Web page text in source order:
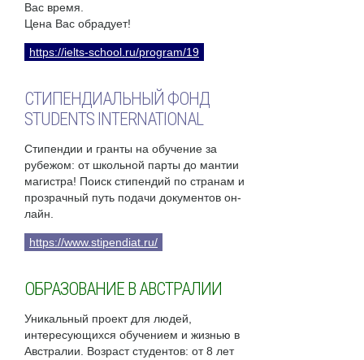
Вас время.
Цена Вас обрадует!
https://ielts-school.ru/program/19
СТИПЕНДИАЛЬНЫЙ ФОНД
STUDENTS INTERNATIONAL
Стипендии и гранты на обучение за
рубежом: от школьной парты до мантии
магистра! Поиск стипендий по странам и
прозрачный путь подачи документов он-
лайн.
https://www.stipendiat.ru/
ОБРАЗОВАНИЕ В АВСТРАЛИИ
Уникальный проект для людей,
интересующихся обучением и жизнью в
Австралии. Возраст студентов: от 8 лет